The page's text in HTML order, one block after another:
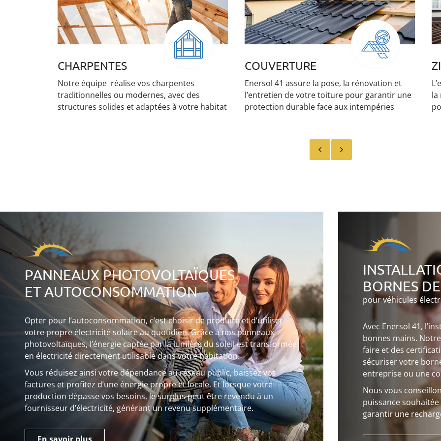
COUVERTURE
Enersol 41 assure la pose, la rénovation et
l’entretien de votre toiture pour garantir une
protection durable face aux intempéries
ZINGUERIE
L’entreprise prend en charge l’installation et
la rénovation de vos éléments de zinguerie
pour assurer l’étanchéité de votre toiture.
PANNEAUX PHOTOVOLTAÏQUES
ET AUTOCONSOMMATION
Opter pour l’autoconsommation, c’est choisir de produire et d’utiliser
votre propre électricité solaire au quotidien. Grâce à nos panneaux
photovoltaïques, l’énergie captée par la lumière du soleil est transformée
en électricité directement utilisable dans votre habitation.
Vous réduisez ainsi votre dépendance au réseau public, baissez vos
factures et profitez d’une énergie propre et locale. Et lorsque votre
production dépasse vos besoins, le surplus peut être revendu à un
fournisseur d’électricité, générant un revenu supplémentaire.
BORNES
pour véhicules
Avec Enersol 41,
bonnes mains.
faire et des
sécuriser votre
entreprise ou une
Nous vous
puissance
garantir une